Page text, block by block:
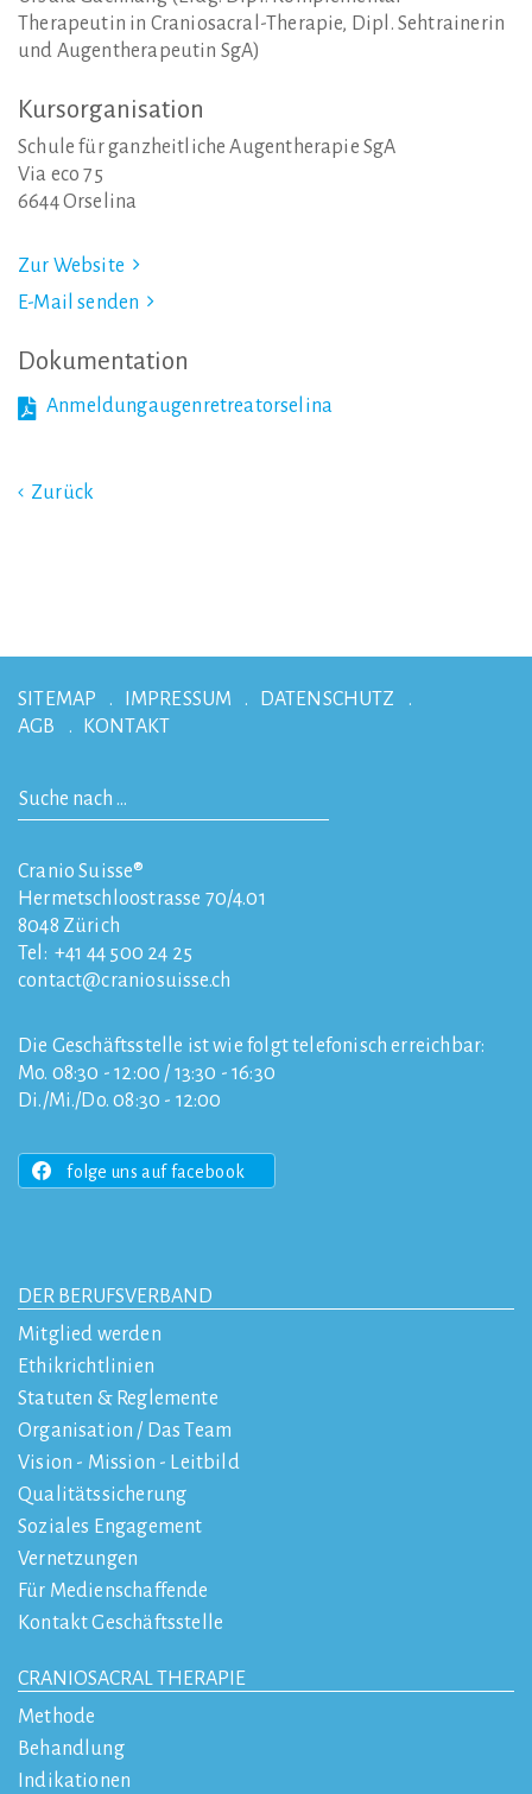
Therapeutin in Craniosacral-Therapie, Dipl. Sehtrainerin
und Augentherapeutin SgA)
Kursorganisation
Schule für ganzheitliche Augentherapie SgA
Via eco 75
6644 Orselina
Zur Website
E-Mail senden
Dokumentation
Anmeldungaugenretreatorselina
Zurück
SITEMAP IMPRESSUM
DATENSCHUTZ
AGB
KONTAKT
Cranio Suisse®
Hermetschloostrasse 70/4.01
8048 Zürich
Tel: +41 44 500 24 25
contact
craniosuisse.ch
Die Geschäftsstelle ist wie folgt telefonisch erreichbar:
Mo. 08:30 - 12:00 / 13:30 - 16:30
Di./Mi./Do. 08:30 - 12:00
folge uns auf facebook
DER BERUFSVERBAND
Mitglied werden
Ethikrichtlinien
Statuten & Reglemente
Organisation / Das Team
Vision - Mission - Leitbild
Qualitätssicherung
Soziales Engagement
Vernetzungen
Für Medienschaffende
Kontakt Geschäftsstelle
CRANIOSACRAL THERAPIE
Methode
Behandlung
Indikationen